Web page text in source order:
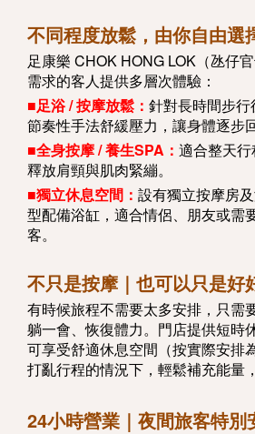
不同程度放鬆，由你自由選
足康樂 CHOK HONG LOK（氹仔
需求的客人提供多層次體驗：
■足浴 / 按摩放鬆： 針對長時間步
節奏性手法舒緩壓力，讓身體逐步
■全身按摩 / 養生SPA： 適合整天行
釋放肩頸與肌肉緊繃。
■獨立休息空間： 設有獨立按摩房
型配備浴缸，適合情侶、朋友或需
客。
不只是按摩｜也可以只是好
有時候旅程不需要太多安排，只需
躺一會、恢復體力。門店提供短時
可享受舒適休息空間（按實際安排
打亂行程的情況下，輕鬆補充能量
24小時營業｜夜間旅客特別